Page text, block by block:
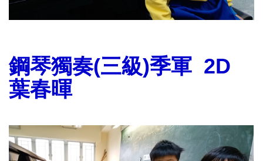
鋼琴獨奏(三級)季軍 2D
葉春暉